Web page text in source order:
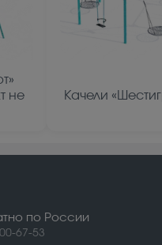
не
Качели
по России
67-53